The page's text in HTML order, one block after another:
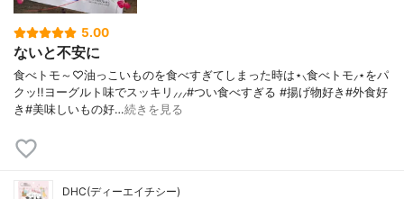
5.00
ないと不安に
食べトモ～♡油っこいものを食べすぎてしまった時は⋆⸜食べトモ⸝⋆をパ
クッ!!ヨーグルト味でスッキリ⸝⸝⸝#つい食べすぎる #揚げ物好き#外食好
き#美味しいもの好…続きを見る
DHC(ディーエイチシー)